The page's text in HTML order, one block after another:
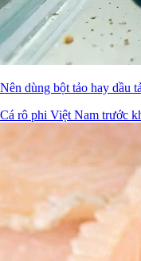
Nên dùng bột tảo hay dầu
Cá rô phi Việt Nam trước